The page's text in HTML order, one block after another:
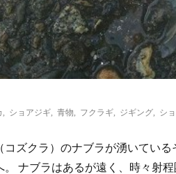
ショアジギ 青物 フクラギ ジギング
シ
コズクラ）のナブラが湧いてい
。 ナブラはあるが遠く、時々射